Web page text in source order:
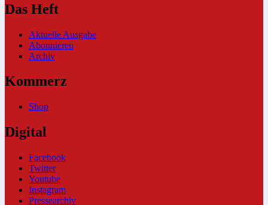
Das Heft
Aktuelle Ausgabe
Abonnieren
Archiv
Kommerz
Shop
Digital
Facebook
Twitter
Youtube
Instagram
Pressearchiv